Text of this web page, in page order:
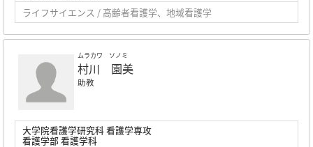
ライフサイエンス / 高齢者看護学、地域看護学
ムラカワ ソノミ
村川 園美
助教
大学院看護学研究科 看護学専攻
看護学部 看護学科